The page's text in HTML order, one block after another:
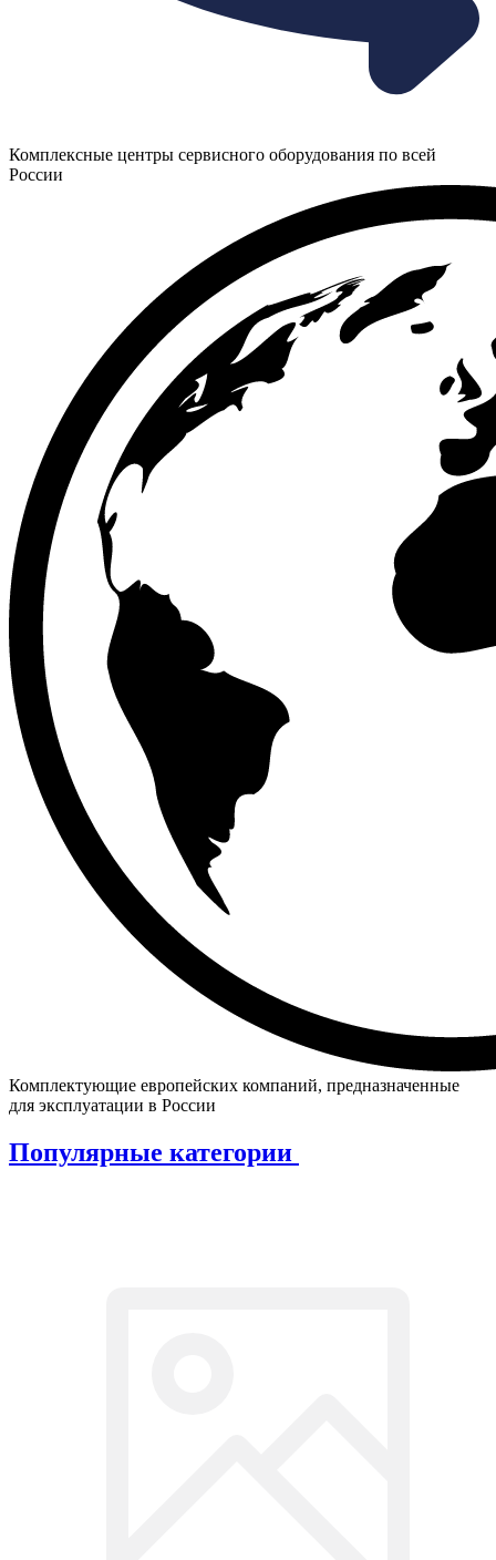
Комплексные центры сервисного оборудования по всей
России
Комплектующие европейских компаний, предназначенные
для эксплуатации в России
Популярные категории